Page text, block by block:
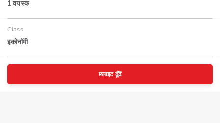
1 वयस्‍क
Class
इकोनॉमी
फ़्लाइट ढूँढें